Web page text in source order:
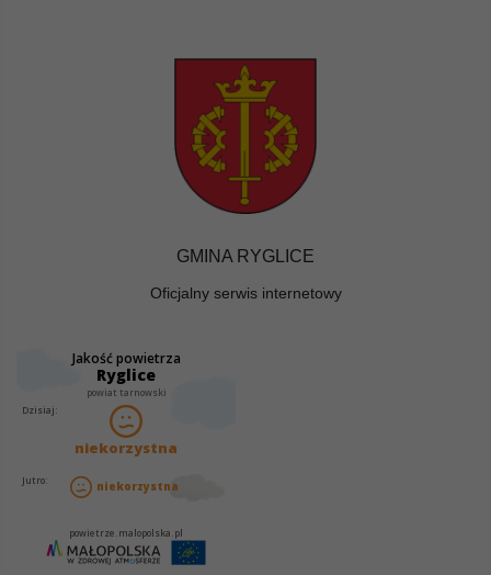
GMINA RYGLICE
Oficjalny serwis internetowy